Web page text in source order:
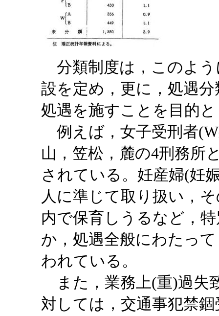
分類制度は，このよう
設を定め，更に，処遇
処遇を施すことを目的
例えば，女子受刑者
山，笠松，麓の4刑務所
されている。妊産婦(妊
人に準じて取り扱い，
内で保育しうるなど，
か，処遇全般にわたっ
われている。
また，業務上(重)過失
対しては，交通事犯禁